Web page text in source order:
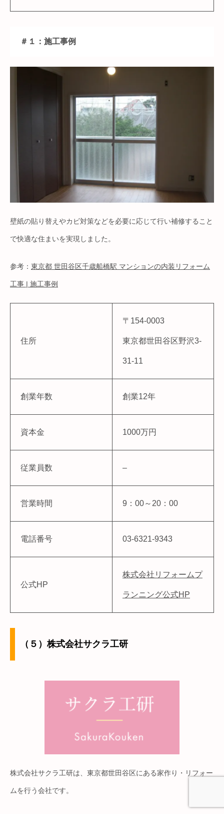
＃１：施工事例
壁紙の貼り替えやカビ対策などを必要に応じて行い補修すること
で快適な住まいを実現しました。
参考： 東京都 世田谷区千歳船橋駅 マンションの内装リフォーム
工事 | 施工事例
住所
〒154-0003
東京都世田谷区野沢3-
31-11
創業年数 創業12年
資本金 1000万円
従業員数 –
営業時間 9：00～20：00
電話番号 03-6321-9343
公式HP
株式会社リフォームプ
ランニング公式HP
（５）株式会社サクラ工研
株式会社サクラ工研は、東京都世田谷区にある家作り・リフォー
ムを行う会社です。